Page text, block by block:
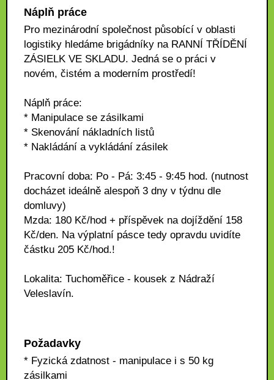
Náplň práce
Pro mezinárodní společnost působící v oblasti
logistiky hledáme brigádníky na RANNÍ TŘÍDĚNÍ
ZÁSIELK VE SKLADU. Jedná se o práci v
novém, čistém a moderním prostředí!
Náplň práce:
* Manipulace se zásilkami
* Skenování nákladních listů
* Nakládání a vykládání zásilek
Pracovní doba: Po - Pá: 3:45 - 9:45 hod. (nutnost
docházet ideálně alespoň 3 dny v týdnu dle
domluvy)
Mzda: 180 Kč/hod + příspěvek na dojíždění 158
Kč/den. Na výplatní pásce tedy opravdu uvidíte
částku 205 Kč/hod.!
Lokalita: Tuchoměřice - kousek z Nádraží
Veleslavín.
Požadavky
* Fyzická zdatnost - manipulace i s 50 kg
zásilkami